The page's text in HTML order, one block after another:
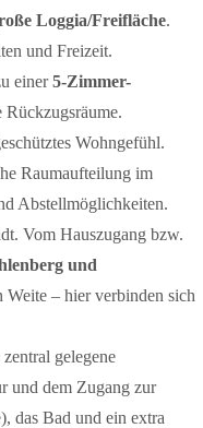
Loggia/Freifläche.
und Freizeit.
einer5-Zimmer-
Wohngefühl.
Raumaufteilung im
Abstellmöglichkeiten.
Vom Hauszugang bzw.
und
– hier verbinden sich
gelegene
und dem Zugang zur
das Bad und ein extra